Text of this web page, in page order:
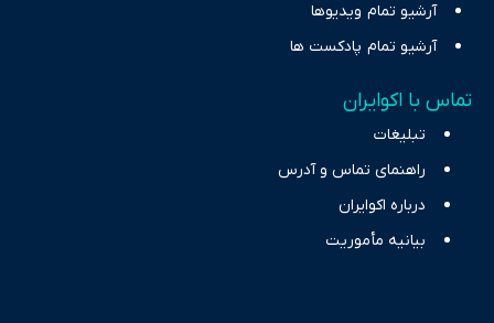
آرشیو تمام ویدیوها
آرشیو تمام پادکست ها
تماس با اکوایران
تبلیغات
راهنمای تماس و آدرس
درباره اکوایران
بیانیه مأموریت